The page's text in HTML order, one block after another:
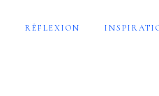
RÉFLEXION